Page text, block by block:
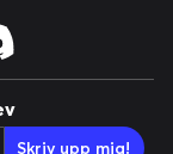
Skriv upp mig!